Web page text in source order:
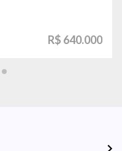
R$ 640.000